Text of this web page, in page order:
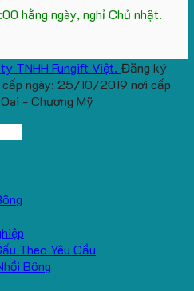
hằng ngày, nghỉ Chủ nhật.
TNHH Fungift Việt. Đăng ký
ngày: 25/10/2019 nơi cấp
- Chương Mỹ
Theo Yêu Cầu
Bông